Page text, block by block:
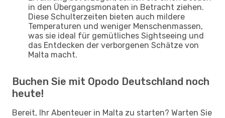
in den Übergangsmonaten in Betracht ziehen.
Diese Schulterzeiten bieten auch mildere
Temperaturen und weniger Menschenmassen,
was sie ideal für gemütliches Sightseeing und
das Entdecken der verborgenen Schätze von
Malta macht.
Buchen Sie mit Opodo Deutschland noch
heute!
Bereit, Ihr Abenteuer in Malta zu starten? Warten Sie